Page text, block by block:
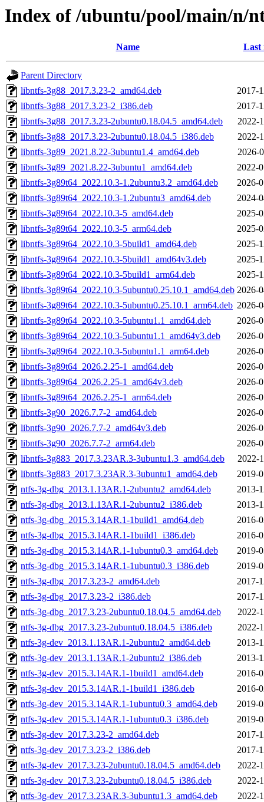
Index of /ubuntu/pool/main/n/
Name Last
Parent Directory
libntfs-3g88_2017.3.23-2_amd64.deb
2017-
libntfs-3g88_2017.3.23-2_i386.deb
2017-
libntfs-3g88_2017.3.23-2ubuntu0.18.04.5_amd64.deb
2022-
libntfs-3g88_2017.3.23-2ubuntu0.18.04.5_i386.deb
2022-
libntfs-3g89_2021.8.22-3ubuntu1.4_amd64.deb
2026-
libntfs-3g89_2021.8.22-3ubuntu1_amd64.deb
2022-
libntfs-3g89t64_2022.10.3-1.2ubuntu3.2_amd64.deb
2026-
libntfs-3g89t64_2022.10.3-1.2ubuntu3_amd64.deb
2024-
libntfs-3g89t64_2022.10.3-5_amd64.deb
2025-
libntfs-3g89t64_2022.10.3-5_arm64.deb
2025-
libntfs-3g89t64_2022.10.3-5build1_amd64.deb
2025-
libntfs-3g89t64_2022.10.3-5build1_amd64v3.deb
2025-
libntfs-3g89t64_2022.10.3-5build1_arm64.deb
2025-
libntfs-3g89t64_2022.10.3-5ubuntu0.25.10.1_amd64.deb 2026-
libntfs-3g89t64_2022.10.3-5ubuntu0.25.10.1_arm64.deb 2026-
libntfs-3g89t64_2022.10.3-5ubuntu1.1_amd64.deb
2026-
libntfs-3g89t64_2022.10.3-5ubuntu1.1_amd64v3.deb
2026-
libntfs-3g89t64_2022.10.3-5ubuntu1.1_arm64.deb
2026-
libntfs-3g89t64_2026.2.25-1_amd64.deb
2026-
libntfs-3g89t64_2026.2.25-1_amd64v3.deb
2026-
libntfs-3g89t64_2026.2.25-1_arm64.deb
2026-
libntfs-3g90_2026.7.7-2_amd64.deb
2026-
libntfs-3g90_2026.7.7-2_amd64v3.deb
2026-
libntfs-3g90_2026.7.7-2_arm64.deb
2026-
libntfs-3g883_2017.3.23AR.3-3ubuntu1.3_amd64.deb
2022-
libntfs-3g883_2017.3.23AR.3-3ubuntu1_amd64.deb
2019-
ntfs-3g-dbg_2013.1.13AR.1-2ubuntu2_amd64.deb
2013-
ntfs-3g-dbg_2013.1.13AR.1-2ubuntu2_i386.deb
2013-
ntfs-3g-dbg_2015.3.14AR.1-1build1_amd64.deb
2016-
ntfs-3g-dbg_2015.3.14AR.1-1build1_i386.deb
2016-
ntfs-3g-dbg_2015.3.14AR.1-1ubuntu0.3_amd64.deb
2019-
ntfs-3g-dbg_2015.3.14AR.1-1ubuntu0.3_i386.deb
2019-
ntfs-3g-dbg_2017.3.23-2_amd64.deb
2017-
ntfs-3g-dbg_2017.3.23-2_i386.deb
2017-
ntfs-3g-dbg_2017.3.23-2ubuntu0.18.04.5_amd64.deb
2022-
ntfs-3g-dbg_2017.3.23-2ubuntu0.18.04.5_i386.deb
2022-
ntfs-3g-dev_2013.1.13AR.1-2ubuntu2_amd64.deb
2013-
ntfs-3g-dev_2013.1.13AR.1-2ubuntu2_i386.deb
2013-
ntfs-3g-dev_2015.3.14AR.1-1build1_amd64.deb
2016-
ntfs-3g-dev_2015.3.14AR.1-1build1_i386.deb
2016-
ntfs-3g-dev_2015.3.14AR.1-1ubuntu0.3_amd64.deb
2019-
ntfs-3g-dev_2015.3.14AR.1-1ubuntu0.3_i386.deb
2019-
ntfs-3g-dev_2017.3.23-2_amd64.deb
2017-
ntfs-3g-dev_2017.3.23-2_i386.deb
2017-
ntfs-3g-dev_2017.3.23-2ubuntu0.18.04.5_amd64.deb
2022-
ntfs-3g-dev_2017.3.23-2ubuntu0.18.04.5_i386.deb
2022-
ntfs-3g-dev_2017.3.23AR.3-3ubuntu1.3_amd64.deb
2022-